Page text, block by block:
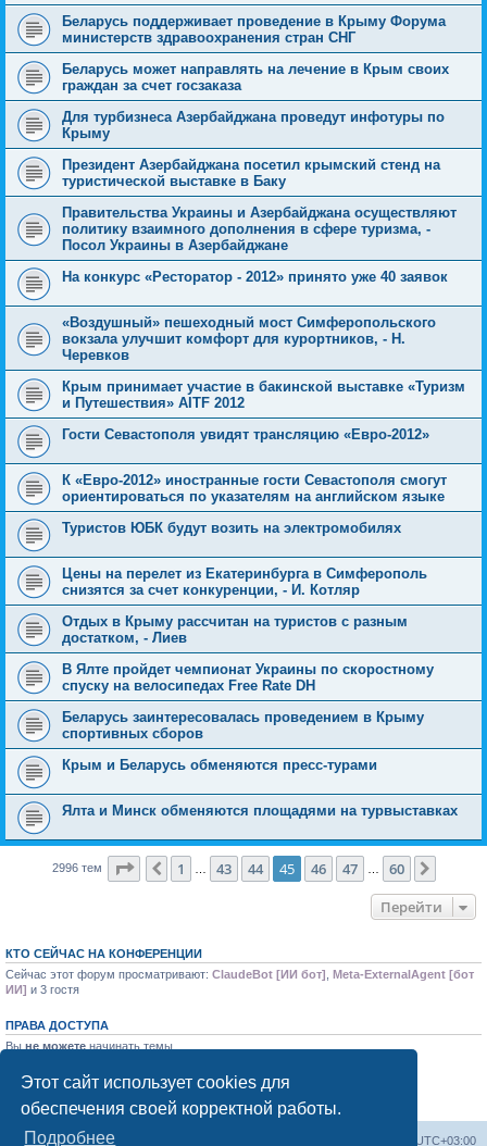
Этот сайт использует cookies для
обеспечения своей корректной работы.
Подробнее
Беларусь поддерживает проведение в Крыму Форума
министерств здравоохранения стран СНГ
Беларусь может направлять на лечение в Крым своих
граждан за счет госзаказа
Для турбизнеса Азербайджана проведут инфотуры по
Крыму
Президент Азербайджана посетил крымский стенд на
туристической выставке в Баку
Правительства Украины и Азербайджана осуществляют
политику взаимного дополнения в сфере туризма, -
Посол Украины в Азербайджане
На конкурс «Ресторатор - 2012» принято уже 40 заявок
«Воздушный» пешеходный мост Симферопольского
вокзала улучшит комфорт для курортников, - Н.
Черевков
Крым принимает участие в бакинской выставке «Туризм
и Путешествия» AITF 2012
Гости Севастополя увидят трансляцию «Евро-2012»
К «Евро-2012» иностранные гости Севастополя смогут
ориентироваться по указателям на английском языке
Туристов ЮБК будут возить на электромобилях
Цены на перелет из Екатеринбурга в Симферополь
снизятся за счет конкуренции, - И. Котляр
Отдых в Крыму рассчитан на туристов с разным
достатком, - Лиев
В Ялте пройдет чемпионат Украины по скоростному
спуску на велосипедах Free Rate DH
Беларусь заинтересовалась проведением в Крыму
спортивных сборов
Крым и Беларусь обменяются пресс-турами
Ялта и Минск обменяются площадями на турвыставках
2996 тем Страница 45из 60
Пред.
1 43 44 45 46 47 60
Перейти
КТО СЕЙЧАС НА КОНФЕРЕНЦИИ
Сейчас этот форум просматривают: ClaudeBot [ИИ бот] Meta-ExternalAgent [бот
ИИ] и 3 гостя
ПРАВА ДОСТУПА
Вы не можете начинать темы
Выне можетередактировать свои сообщения
Выне можетеудалять свои сообщения
Выне можетедобавлять вложения
Форум «Весь Крым» UTC+03:00